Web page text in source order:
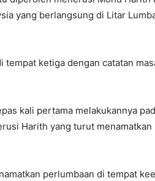
yang berlangsung di Litar
tempat ketiga dengan catatan
kali pertama melakukannya
Harith yang turut menamatkan
perlumbaan di tempat